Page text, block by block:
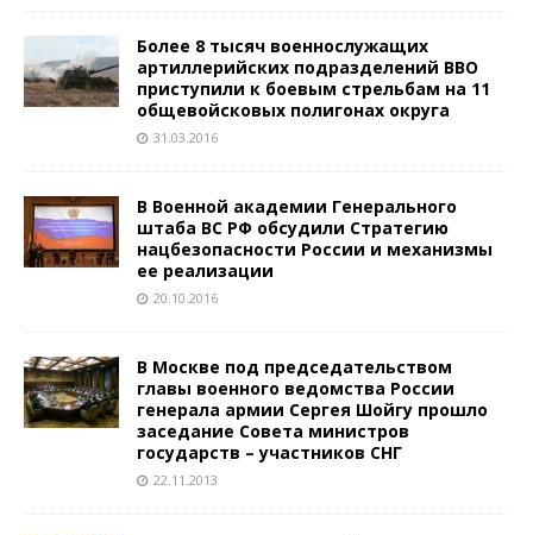
Более 8 тысяч военнослужащих
артиллерийских подразделений ВВО
приступили к боевым стрельбам на 11
общевойсковых полигонах округа
31.03.2016
В Военной академии Генерального
штаба ВС РФ обсудили Стратегию
нацбезопасности России и механизмы
ее реализации
20.10.2016
В Москве под председательством
главы военного ведомства России
генерала армии Сергея Шойгу прошло
заседание Совета министров
государств – участников СНГ
22.11.2013